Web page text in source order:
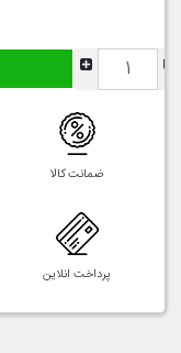
ضمانت کالا
پرداخت انلاین